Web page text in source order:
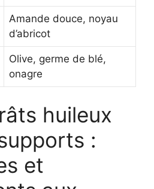
Amande douce, noyau
d’abricot
Olive, germe de blé,
onagre
huileux
:
et